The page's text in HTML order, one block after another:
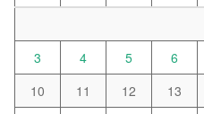
3
4 5 6
10
11 12 13